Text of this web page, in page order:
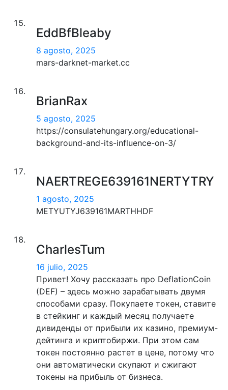
EddBfBleaby
8 agosto, 2025
mars-darknet-market.cc
BrianRax
5 agosto, 2025
https://consulatehungary.org/educational-
background-and-its-influence-on-3/
NAERTREGE639161NERTYTRY
1 agosto, 2025
METYUTYJ639161MARTHHDF
CharlesTum
16 julio, 2025
Привет! Хочу рассказать про DeflationCoin
(DEF) – здесь можно зарабатывать двумя
способами сразу. Покупаете токен, ставите
в стейкинг и каждый месяц получаете
дивиденды от прибыли их казино, премиум-
дейтинга и криптобиржи. При этом сам
токен постоянно растет в цене, потому что
они автоматически скупают и сжигают
токены на прибыль от бизнеса.